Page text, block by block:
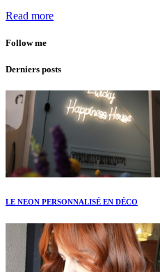
Read more
Follow me
Derniers posts
LE NEON PERSONNALISÉ EN DÉCO